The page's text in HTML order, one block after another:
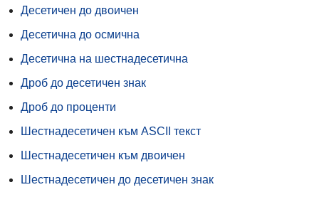
Десетичен до двоичен
Десетична до осмична
Десетична на шестнадесетична
Дроб до десетичен знак
Дроб до проценти
Шестнадесетичен към ASCII текст
Шестнадесетичен към двоичен
Шестнадесетичен до десетичен знак